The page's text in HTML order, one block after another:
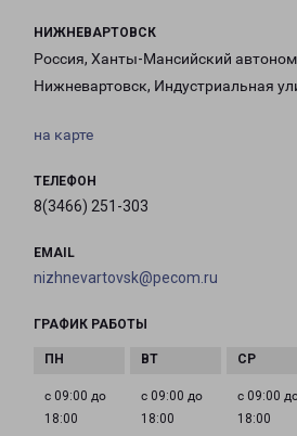
НИЖНЕВАРТОВСК
Россия, Ханты-Мансийский
Нижневартовск, Индустриальная
на карте
ТЕЛЕФОН
8(3466) 251-303
EMAIL
nizhnevartovsk@pecom.ru
ГРАФИК РАБОТЫ
с 09:00 до
18:00
с 09:00 до
18:00
с 09:00
18:00